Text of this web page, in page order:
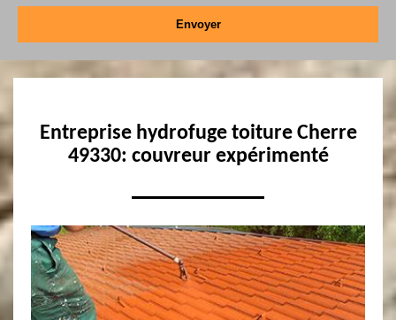
Entreprise hydrofuge toiture Cherre
49330: couvreur expérimenté